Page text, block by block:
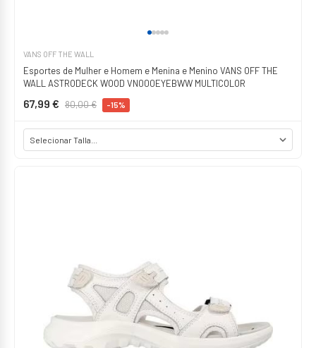
VANS OFF THE WALL
Esportes de Mulher e Homem e Menina e Menino VANS OFF THE
WALL ASTRODECK WOOD VN000EYEBWW MULTICOLOR
67,99 € 80,00 € -15%